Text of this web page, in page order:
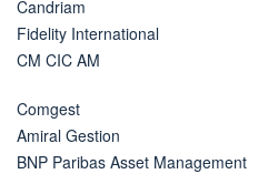
Candriam
Fidelity International
CM CIC AM
Comgest
Amiral Gestion
BNP Paribas Asset Management